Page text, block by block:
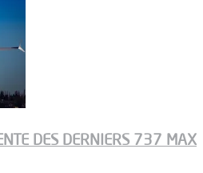
DES DERNIERS 737 MAX